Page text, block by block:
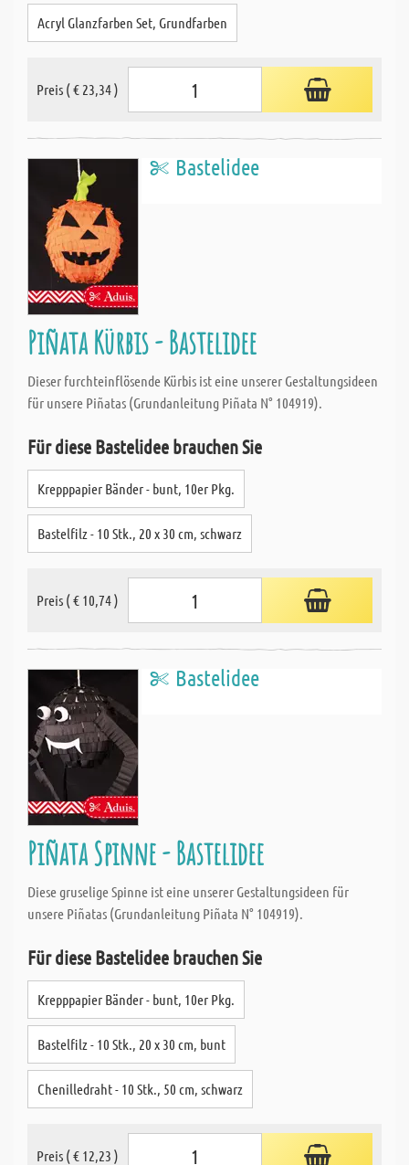
Acryl Glanzfarben Set, Grundfarben
Preis ( € 23,34 )
Bastelidee
Piñata Kürbis - Bastelidee
Dieser furchteinflösende Kürbis ist eine unserer Gestaltungsideen
für unsere Piñatas (Grundanleitung Piñata N° 104919).
Für diese Bastelidee brauchen Sie
Krepppapier Bänder - bunt, 10er Pkg.
Bastelfilz - 10 Stk., 20 x 30 cm, schwarz
Preis ( € 10,74 )
Bastelidee
Piñata Spinne - Bastelidee
Diese gruselige Spinne ist eine unserer Gestaltungsideen für
unsere Piñatas (Grundanleitung Piñata N° 104919).
Für diese Bastelidee brauchen Sie
Krepppapier Bänder - bunt, 10er Pkg.
Bastelfilz - 10 Stk., 20 x 30 cm, bunt
Chenilledraht - 10 Stk., 50 cm, schwarz
Preis ( € 12,23 )